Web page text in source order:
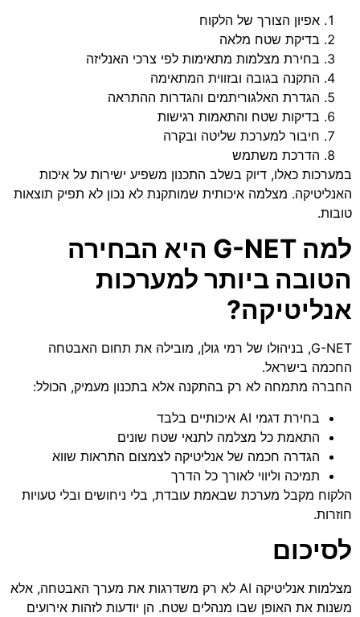
אפיון הצורך של הלקוח
בדיקת שטח מלאה
בחירת מצלמות מתאימות לפי צרכי האנליזה
התקנה בגובה ובזווית המתאימה
הגדרת האלגוריתמים והגדרות ההתראה
בדיקות שטח והתאמות רגישות
חיבור למערכת שליטה ובקרה
הדרכת משתמש
במערכות כאלו, דיוק בשלב התכנון משפיע ישירות על איכות
האנליטיקה. מצלמה איכותית שמותקנת לא נכון לא תפיק תוצאות
טובות.
למה G-NET היא הבחירה
הטובה ביותר למערכות
אנליטיקה?
G-NET, בניהולו של רמי גולן, מובילה את תחום האבטחה
החכמה בישראל.
החברה מתמחה לא רק בהתקנה אלא בתכנון מעמיק, הכולל:
בחירת דגמי AI איכותיים בלבד
התאמת כל מצלמה לתנאי שטח שונים
הגדרה חכמה של אנליטיקה לצמצום התראות שווא
תמיכה וליווי לאורך כל הדרך
הלקוח מקבל מערכת שבאמת עובדת, בלי ניחושים ובלי טעויות
חוזרות.
לסיכום
מצלמות אנליטיקה AI לא רק משדרגות את מערך האבטחה, אלא
משנות את האופן שבו מנהלים שטח. הן יודעות לזהות אירועים